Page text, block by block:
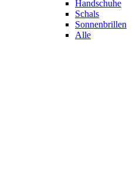
Handschuhe
Schals
Sonnenbrillen
Alle